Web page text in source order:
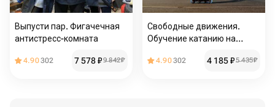
Выпусти пар. Фигачечная
антистресс-комната
4.90302 7 578₽9 842₽
Свободные движения.
Обучение катанию на
4.90302 4 185₽5 435₽